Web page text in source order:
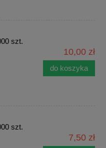
szt.
10,00 zł
do koszyka
szt.
7,50 zł